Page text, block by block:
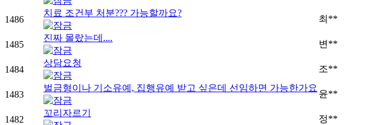
1486
치료 조건부 처분??? 가능할까요?
최**
1485
진짜 몰랐는데....
변**
1484
상담요청
조**
1483
벌금형이나 기소유예, 집행유예 받고 싶은데 선임하면 가능한가요
윤**
1482
꼬리자르기
정**